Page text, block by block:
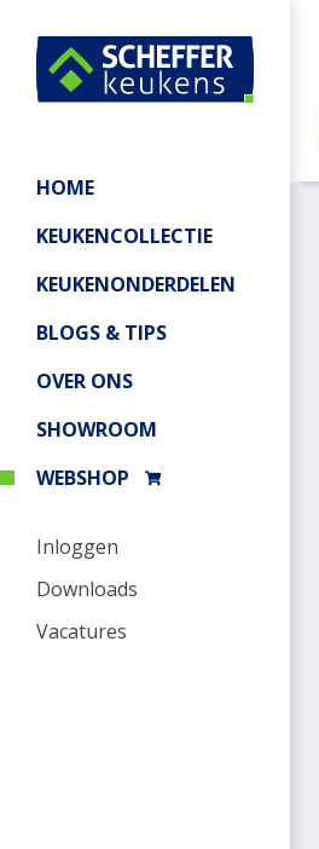
HOME
KEUKENCOLLECTIE
KEUKENONDERDELEN
BLOGS & TIPS
OVER ONS
SHOWROOM
WEBSHOP
Inloggen
Downloads
Vacatures